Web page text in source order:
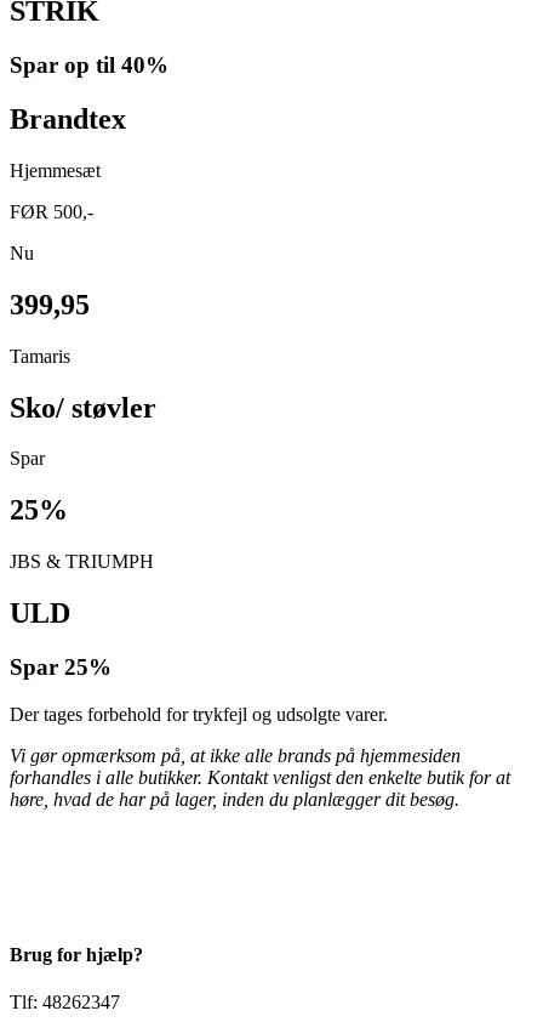
STRIK
Spar op til 40%
Brandtex
Hjemmesæt
FØR 500,-
Nu
399,95
Tamaris
Sko/ støvler
Spar
25%
JBS & TRIUMPH
ULD
Spar 25%
Der tages forbehold for trykfejl og udsolgte varer.
Vi gør opmærksom på, at ikke alle brands på hjemmesiden
forhandles i alle butikker. Kontakt venligst den enkelte butik for at
høre, hvad de har på lager, inden du planlægger dit besøg.
Brug for hjælp?
Tlf: 48262347